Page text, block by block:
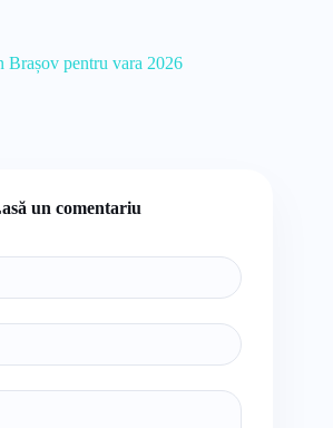
Brașov pentru vara 2026
un comentariu